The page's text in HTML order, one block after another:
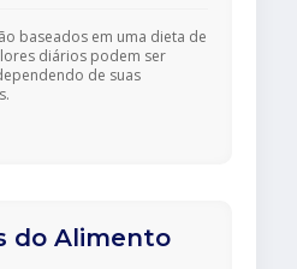
baseados em uma dieta de
diários podem ser
de suas
do Alimento